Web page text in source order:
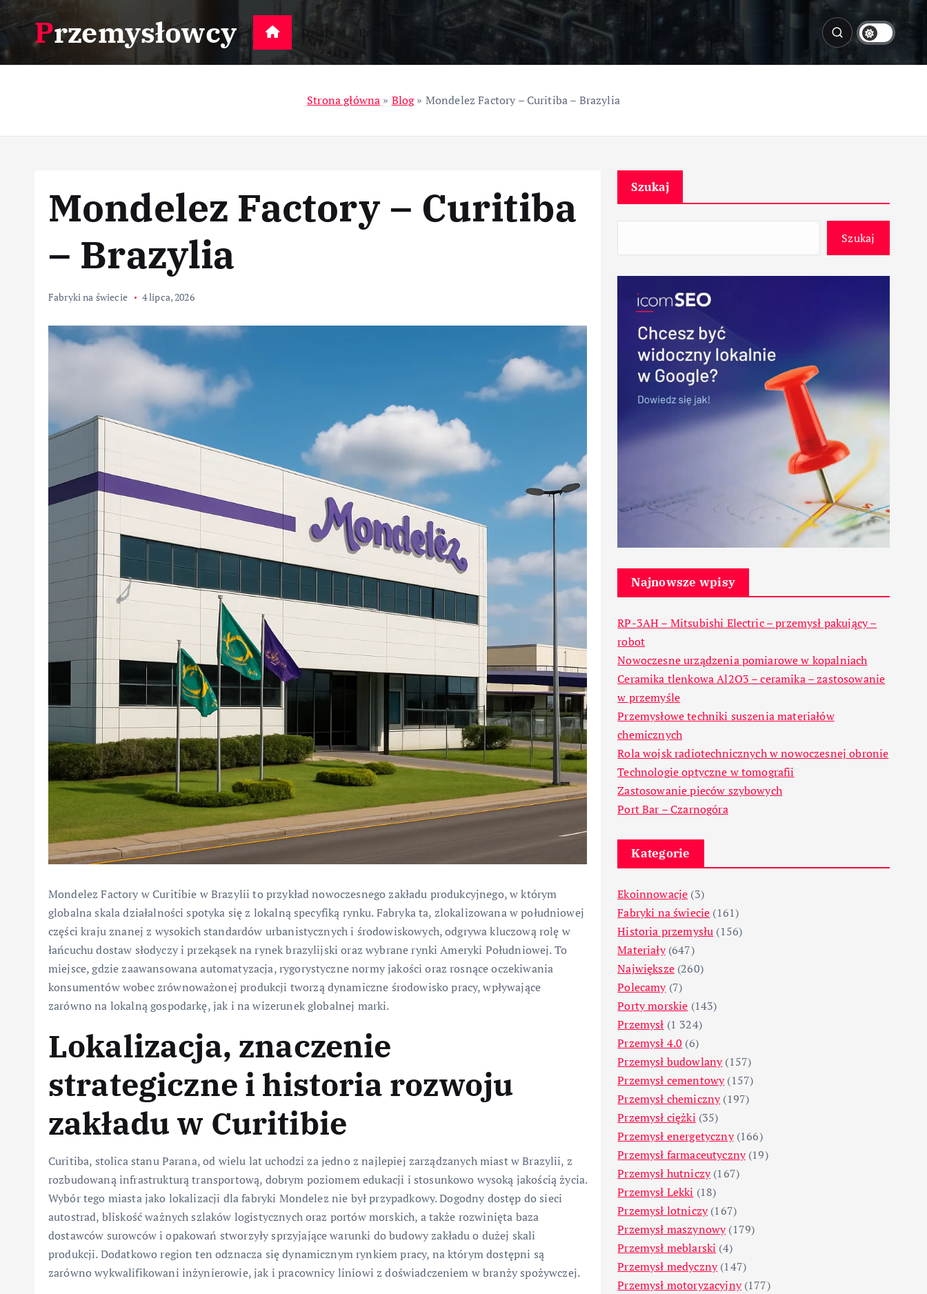
k
p
o
Przemysłowcy Przemysł
Strona główna » Blog» Mondelez Factory – Curitiba – Brazylia
Mondelez Factory – Curitiba
– Brazylia
Fabryki na świecie 4 lipca, 2026
Mondelez Factory w Curitibie w Brazylii to przykład nowoczesnego zakładu produkcyjnego, w którym
globalna skala działalności spotyka się z lokalną specyfiką rynku. Fabryka ta, zlokalizowana w południowej
części kraju znanej z wysokich standardów urbanistycznych i środowiskowych, odgrywa kluczową rolę w
łańcuchu dostaw słodyczy i przekąsek na rynek brazylijski oraz wybrane rynki Ameryki Południowej. To
miejsce, gdzie zaawansowana automatyzacja, rygorystyczne normy jakości oraz rosnące oczekiwania
konsumentów wobec zrównoważonej produkcji tworzą dynamiczne środowisko pracy, wpływające
zarówno na lokalną gospodarkę, jak i na wizerunek globalnej marki.
Lokalizacja, znaczenie
strategiczne i historia rozwoju
zakładu w Curitibie
Curitiba, stolica stanu Parana, od wielu lat uchodzi za jedno z najlepiej zarządzanych miast w Brazylii, z
rozbudowaną infrastrukturą transportową, dobrym poziomem edukacji i stosunkowo wysoką jakością życia.
Wybór tego miasta jako lokalizacji dla fabryki Mondelez nie był przypadkowy. Dogodny dostęp do sieci
autostrad, bliskość ważnych szlaków logistycznych oraz portów morskich, a także rozwinięta baza
dostawców surowców i opakowań stworzyły sprzyjające warunki do budowy zakładu o dużej skali
produkcji. Dodatkowo region ten odznacza się dynamicznym rynkiem pracy, na którym dostępni są
zarówno wykwalifikowani inżynierowie, jak i pracownicy liniowi z doświadczeniem w branży spożywczej.
Szukaj
Szukaj
Najnowsze wpisy
RP-3AH – Mitsubishi Electric – przemysł pakujący –
robot
Nowoczesne urządzenia pomiarowe w kopalniach
Ceramika tlenkowa Al2O3 – ceramika – zastosowanie
w przemyśle
Przemysłowe techniki suszenia materiałów
chemicznych
Rola wojsk radiotechnicznych w nowoczesnej obronie
Technologie optyczne w tomografii
Zastosowanie pieców szybowych
Port Bar – Czarnogóra
Kategorie
Ekoinnowacje (3)
Fabryki na świecie (161)
Historia przemysłu (156)
Materiały(647)
Największe(260)
Polecamy(7)
Porty morskie (143)
Przemysł (1 324)
Przemysł 4.0 (6)
Przemysł budowlany(157)
Przemysł cementowy(157)
Przemysł chemiczny(197)
Przemysł ciężki (35)
Przemysł energetyczny(166)
Przemysł farmaceutyczny(19)
Przemysł hutniczy(167)
Przemysł Lekki (18)
Przemysł lotniczy(167)
Przemysł maszynowy(179)
Przemysł meblarski (4)
Przemysł medyczny(147)
Przemysł motoryzacyjny(177)